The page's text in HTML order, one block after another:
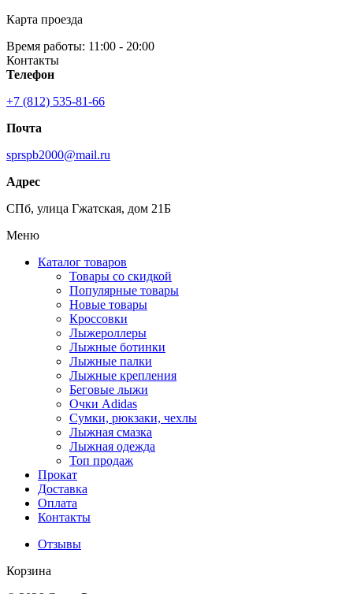
Карта проезда
Время работы: 11:00 - 20:00
Контакты
Телефон
+7 (812) 535-81-66
Почта
sprspb2000@mail.ru
Адрес
СПб, улица Гжатская, дом 21Б
Меню
Каталог товаров
Товары со скидкой
Популярные товары
Новые товары
Кроссовки
Лыжероллеры
Лыжные ботинки
Лыжные палки
Лыжные крепления
Беговые лыжи
Очки Adidas
Сумки, рюкзаки, чехлы
Лыжная смазка
Лыжная одежда
Топ продаж
Прокат
Доставка
Оплата
Контакты
Отзывы
Корзина